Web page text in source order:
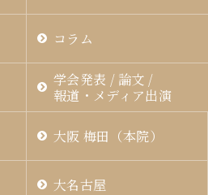
コラム
学会発表 / 論文 /
報道・メディア出演
大阪 梅田（本院）
大名古屋